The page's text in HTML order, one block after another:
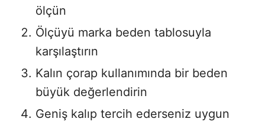
ölçün
Ölçüyü marka beden tablosuyla
karşılaştırın
Kalın çorap kullanımında bir beden
büyük değerlendirin
Geniş kalıp tercih ederseniz uygun